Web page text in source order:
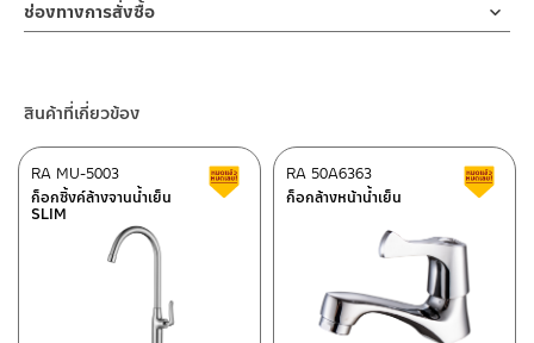
ล็อกฐานก็อกที่แข็งแรงทนทาน ใช้เพียงมือหมุนล็อค เพื่อเป็นการยืนยัน
ความคงทนของวาล์วน้ำ จึงกล้ารับประกัน 10 ปี เต็ม
สินค้าและสร้างความเสียหายได้ หากตรวจพบเศษละอองต่างๆในสินค้า
จะไม่อยู่ในเงื่อนไขการรับประกัน
3. ห้ามใช้สารเคมีที่มีฤทธิ์เป็นกรด ในการทำความสะอาด เนื่องจากผิว
บนตัวสินค้า ซึ่งจะสร้างความเสียหายให้เกิดขึ้นกับผิวของสินค้าได้
– Email: contact@charnpaiboon.com
662/61-62 ถนน พระราม3 แขวงบางโพงพาง เขตยานนาวา กรุงเทพฯ
ช่องทางการสั่งซื้อ
– Shopee
–Lazada
–ซื้อสินค้าชิ้นนี้บน Shopee>> คลิกที่นี่<<
–ซื้อสินค้าชิ้นนี้บน Lazada
ติดต่อพนักงานขาย / Contact Sales Staff
@charnpaiboon.sales
สินค้าที่เกี่ยวข้อง
ก็อกซิ้งค์ล้างจานน้ำเย็น
SLIM
RA MU-5003 สินค้าลดราคา เคลียร์สต็อก
ก็อกล้างหน้าน้ำเย็น
RA 50A6363